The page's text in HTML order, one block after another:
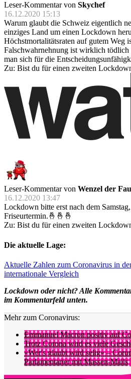
Leser-Kommentar von Skychef
16.12.2020 15:13
Warum glaubt die Schweiz eigentlich
einziges Land um einen Lockdown
Höchstmortalitätsraten auf gutem Weg
Falschwahrnehnung ist wirklich tödlich
man sich für die
Zu: Bist du für einen zweiten
Leser-Kommentar von Wenzel der
16.12.2020 13:47
Lockdown bitte erst nach dem
Friseurtermin.🤞🤞🤞
Zu: Bist du für einen zweiten
Die aktuelle Lage:
Aktuelle Zahlen zum Coronavirus in
internationale Vergleich
Lockdown oder nicht? Alle
im Kommentarfeld unten.
Mehr zum Coronavirus:
Emmanuel Macron positiv auf
Trotz Corona wird es viele
«Wer's glaubt wird selig» –
Parlamentarier mit Massen-Mails